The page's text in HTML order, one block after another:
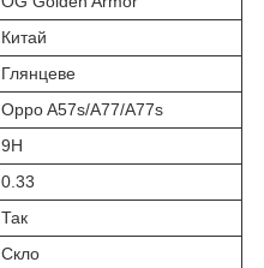
Китай
Глянцеве
Oppo A57s/A77/A77s
9H
0.33
Так
Скло